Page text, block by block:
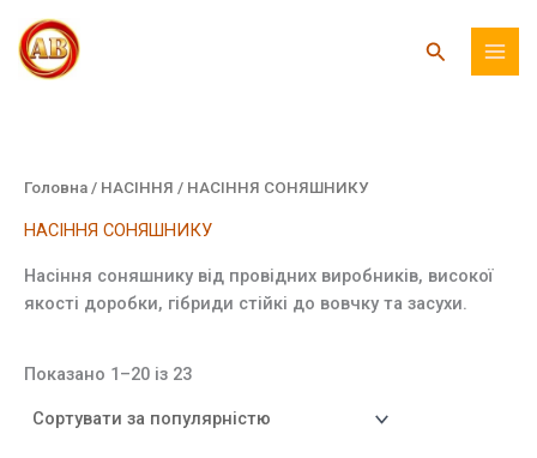
до
вмісту
Пошук
Головна / НАСІННЯ / НАСІННЯ СОНЯШНИКУ
НАСІННЯ СОНЯШНИКУ
Насіння соняшнику від провідних виробників, високої
якості доробки, гібриди стійкі до вовчку та засухи.
Показано 1–20 із 23Відсортовано
популярністю